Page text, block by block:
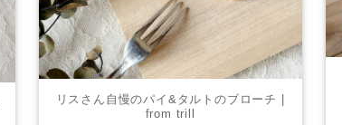
リスさん自慢のパイ&タルトのブローチ |
from trill